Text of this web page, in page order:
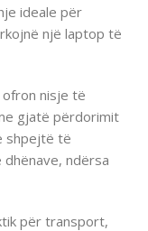
ideale për
një laptop të
ofron nisje të
gjatë përdorimit
shpejtë të
ndërsa
për transport,